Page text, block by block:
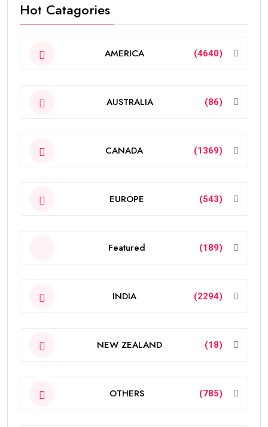
Hot Catagories
AMERICA (4640)
AUSTRALIA (86)
CANADA (1369)
EUROPE (543)
Featured (189)
INDIA (2294)
NEW ZEALAND (18)
OTHERS (785)